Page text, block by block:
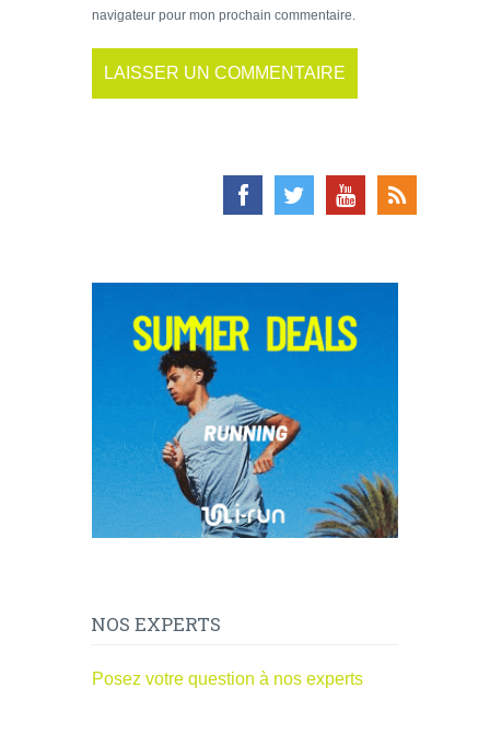
navigateur pour mon prochain commentaire.
NOS EXPERTS
Posez votre question à nos experts